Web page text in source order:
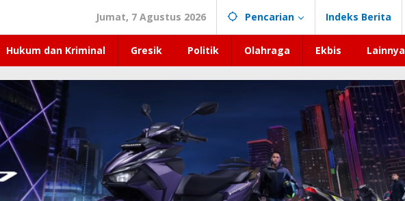
Jumat, 7 Agustus 2026 Pencarian Indeks Berita
Hukum dan Kriminal Gresik Politik Olahraga Ekbis Lainnya